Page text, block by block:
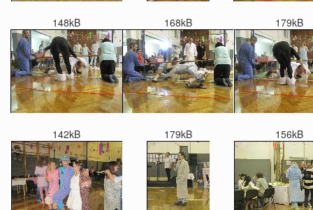
148kB 168kB 179kB
142kB 179kB 156kB